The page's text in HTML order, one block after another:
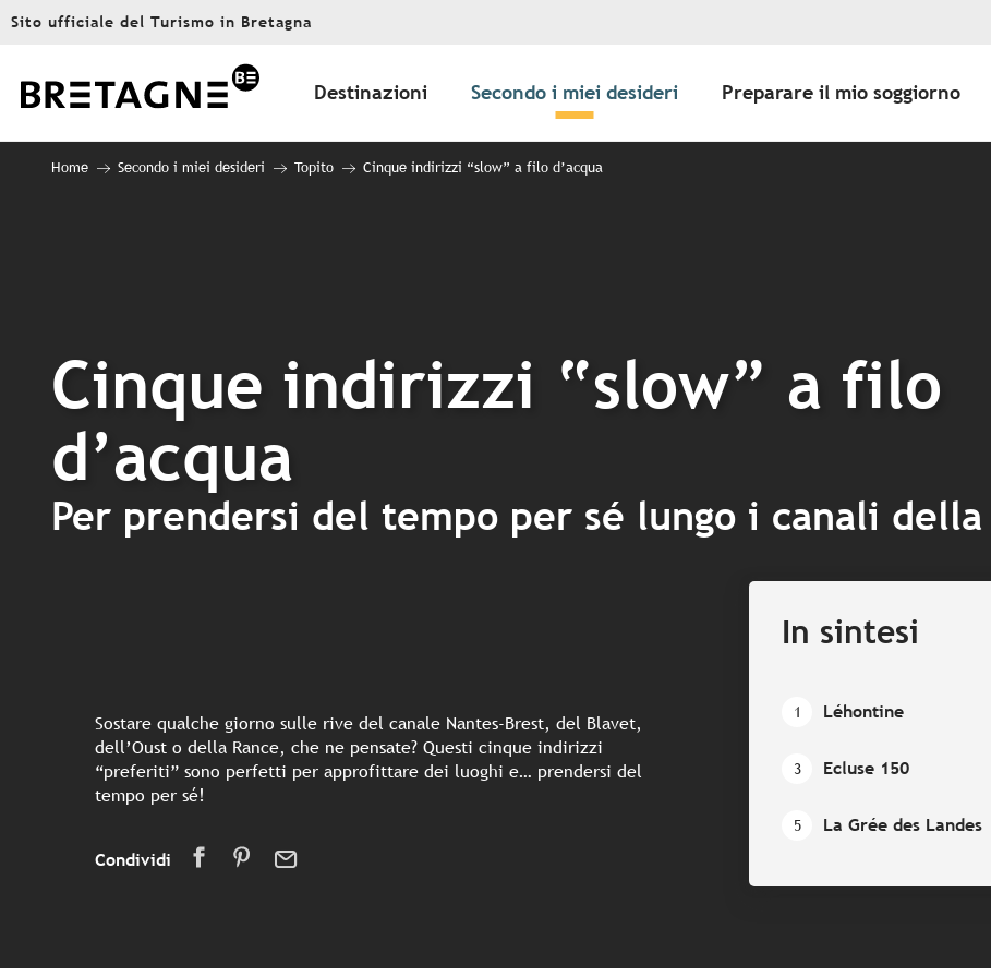
Aller
principal
Sito ufficiale del Turismo in Bretagna
Destinazioni Secondo i miei desideri Preparare il mio soggiorno
Home Secondo i miei desideri Topito Cinque indirizzi “slow” a filo d’acqua
Cinque indirizzi “slow” a filo
d’acqua
Per prendersi del tempo per sé lungo i canali della
Sostare qualche giorno sulle rive del canale Nantes-Brest, del Blavet,
dell’Oust o della Rance, che ne pensate? Questi cinque indirizzi
“preferiti” sono perfetti per approfittare dei luoghi e… prendersi del
tempo per sé!
Condividi
In sintesi
1 Léhontine
3 Ecluse 150
5 La Grée des Landes